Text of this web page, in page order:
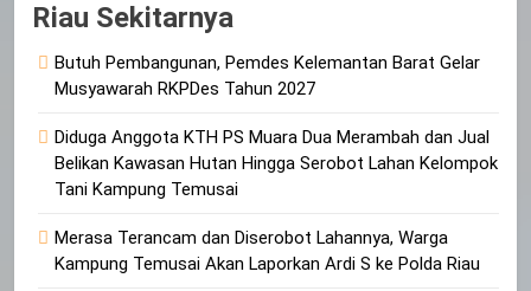
Riau Sekitarnya
Butuh Pembangunan, Pemdes Kelemantan Barat Gelar
Musyawarah RKPDes Tahun 2027
Diduga Anggota KTH PS Muara Dua Merambah dan Jual
Belikan Kawasan Hutan Hingga Serobot Lahan Kelompok
Tani Kampung Temusai
Merasa Terancam dan Diserobot Lahannya, Warga
Kampung Temusai Akan Laporkan Ardi S ke Polda Riau